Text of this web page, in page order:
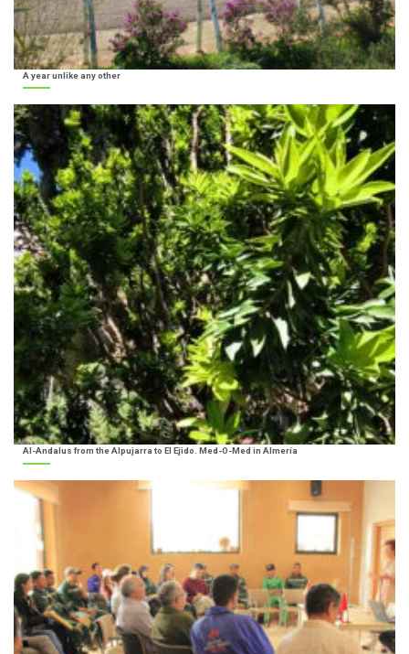
A year unlike any other
Al-Andalus from the Alpujarra to El Ejido. Med-O-Med in Almería